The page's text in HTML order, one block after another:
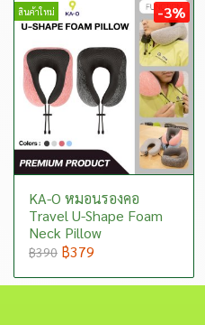
สินค้าใหม่ -3%
KA-O หมอนรองคอ
Travel U-Shape Foam
Neck Pillow
฿390 ฿379